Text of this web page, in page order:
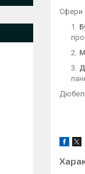
Сфери